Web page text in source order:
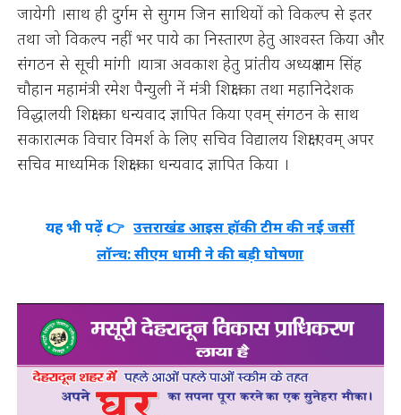
जायेगी ।साथ ही दुर्गम से सुगम जिन साथियों को विकल्प से इतर
तथा जो विकल्प नहीं भर पाये का निस्तारण हेतु आश्वस्त किया और
संगठन से सूची मांगी ।यात्रा अवकाश हेतु प्रांतीय अध्यक्ष राम सिंह
चौहान महामंत्री रमेश पैन्युली नें मंत्री शिक्षा का तथा महानिदेशक
विद्धालयी शिक्षा का धन्यवाद ज्ञापित किया एवम् संगठन के साथ
सकारात्मक विचार विमर्श के लिए सचिव विद्यालय शिक्षा एवम् अपर
सचिव माध्यमिक शिक्षा का धन्यवाद ज्ञापित किया ।
यह भी पढ़ें 👉 उत्तराखंड आइस हॉकी टीम की नई जर्सी
लॉन्च: सीएम धामी ने की बड़ी घोषणा